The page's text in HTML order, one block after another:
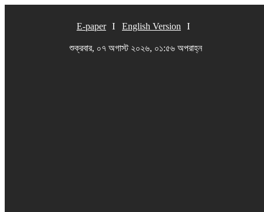
E-paper English Version
শুক্রবার, ০৭ অগাস্ট ২০২৬, ০১:৫৬ অপরাহ্ন